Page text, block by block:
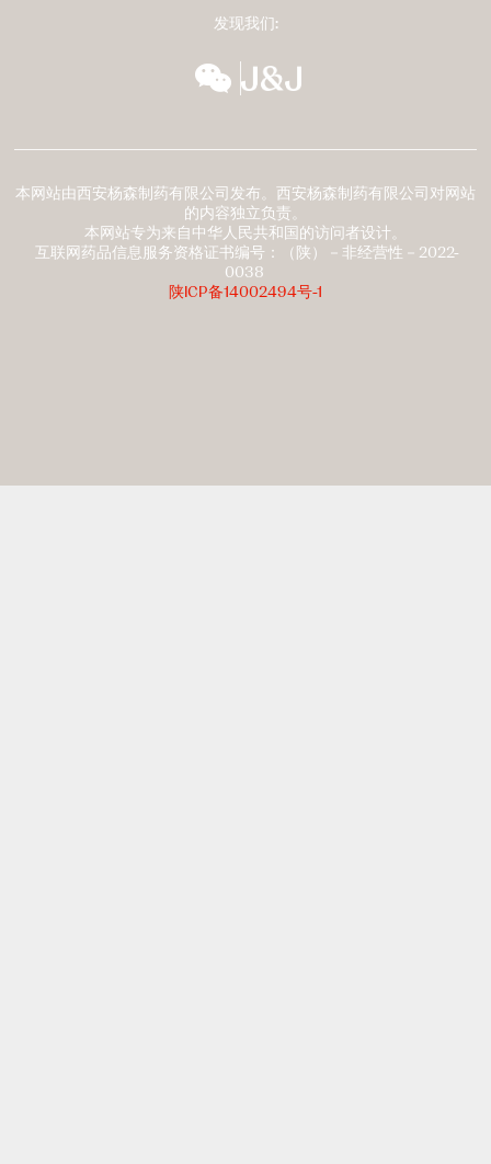
发现我们:
wechat
本网站由西安杨森制药有限公司发布。西安杨森制药有限公司对网站
的内容独立负责。
本网站专为来自中华人民共和国的访问者设计。
互联网药品信息服务资格证书编号：（陕）－非经营性－2022-
0038
陕ICP备14002494号-1